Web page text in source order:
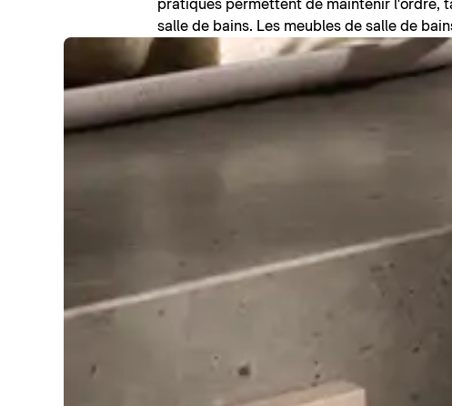
pratiques permettent de maintenir l'ordre,
salle de bains. Les meubles de salle de